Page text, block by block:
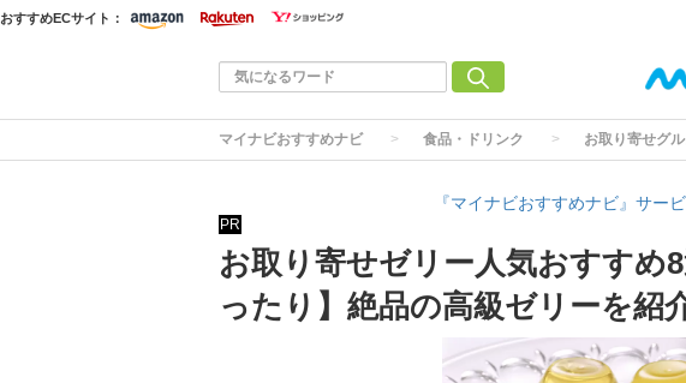
おすすめECサイト：
マイナビおすすめナビ 食品・ドリンク お取り寄せグル
『マイナビおすすめナビ』サー
PR
お取り寄せゼリー人気おすすめ
ったり】絶品の高級ゼリーを紹